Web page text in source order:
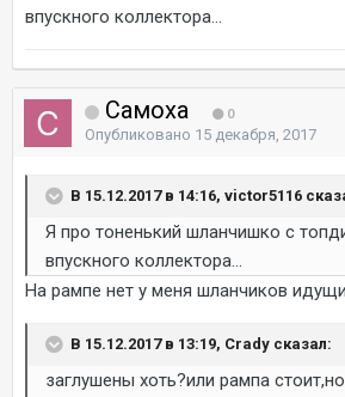
впускного коллектора...
Самоха 0
Опубликовано 15 декабря, 2017
В 15.12.2017 в 14:16, victor5116
Я про тоненький шланчишко с
впускного коллектора...
На рампе нет у меня шланчиков
В 15.12.2017 в 13:19, Crady сказал:
заглушены хоть?или рампа